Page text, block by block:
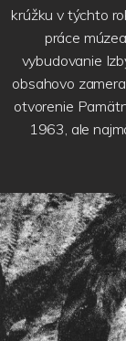
krúžku v týchto
práce
vybudovanie
obsahovo
otvorenie
1963, ale